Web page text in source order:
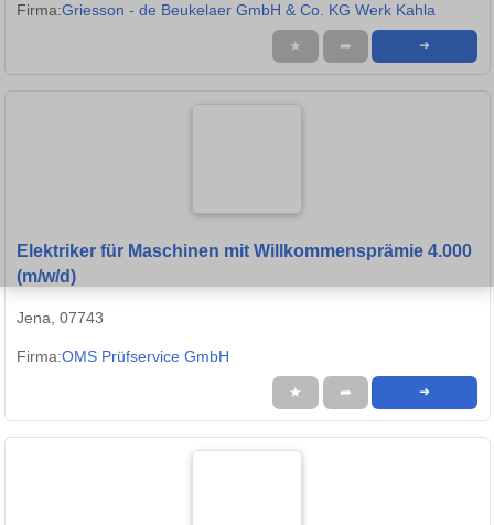
Firma:Griesson - de Beukelaer GmbH & Co. KG Werk Kahla
★ ➦ ➜
Elektriker für Maschinen mit Willkommensprämie 4.000
(m/w/d)
Jena, 07743
Firma:OMS Prüfservice GmbH
★ ➦ ➜